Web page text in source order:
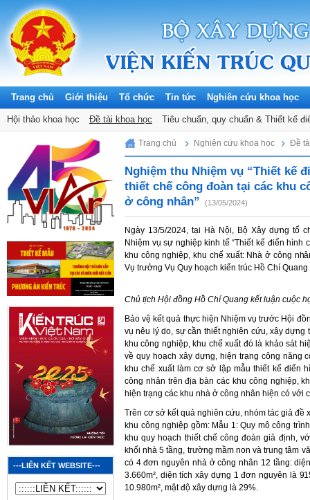
Trang chủ Giới thiệu Tổ chức Tin tức Nghiên cứu khoa học
Hội thảo khoa học Đề tài khoa học Tiêu chuẩn, quy chuẩn & Thiết kế
Saturday, 08/08/2026
---LIÊN KẾT WEBSITE---
Trang chủ Nghiên cứu khoa học Đề
Nghiệm thu Nhiệm vụ “Thiết kế
thiết chế công đoàn tại các khu
ở công nhân”
(13/05/2024)
Ngày 13/5/2024, tại Hà Nội, Bộ Xây dựng tổ
Nhiệm vụ sự nghiệp kinh tế “Thiết kế điển hình
khu công nghiệp, khu chế xuất: Nhà ở công
Vụ trưởng Vụ Quy hoạch kiến trúc Hồ Chí
Chủ tịch Hội đồng Hồ Chí Quang kết luận cuộc
Bảo vệ kết quả thực hiện Nhiệm vụ trước Hội
vụ nêu lý do, sự cần thiết nghiên cứu, xây
khu công nghiệp, khu chế xuất đó là khảo sát
về quy hoạch xây dựng, hiện trạng công năng
khu chế xuất làm cơ sở lập mẫu thiết kế điển
công nhân trên địa bàn các khu công nghiệp,
hiện trạng các khu nhà ở công nhân hiện có với
Trên cơ sở kết quả nghiên cứu, nhóm tác giả đề
khu công nghiệp gồm: Mẫu 1: Quy mô công
khu quy hoạch thiết chế công đoàn giả định,
khối nhà 5 tầng, trường mầm non và trung tâm
có 4 đơn nguyên nhà ở công nhân 12 tầng:
3.660m², diện tích xây dựng 1 đơn nguyên là
10.980m², mật độ xây dựng là 29%.